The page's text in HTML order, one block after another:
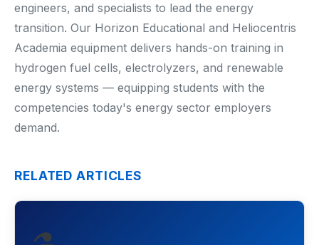
Mathematics
Robotics & Programming
Elementary
Artificial Intelligence
Hydrogen Education
engineers, and specialists to lead the energy
transition. Our Horizon Educational and Heliocentris
Academia equipment delivers hands-on training in
hydrogen fuel cells, electrolyzers, and renewable
energy systems — equipping students with the
competencies today's energy sector employers
demand.
RELATED ARTICLES